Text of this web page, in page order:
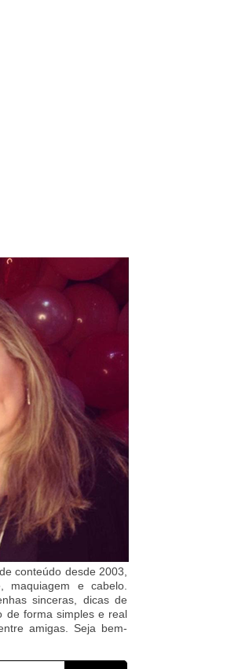
conteúdo desde 2003,
maquiagem e cabelo.
sinceras, dicas de
de forma simples e real
amigas. Seja bem-